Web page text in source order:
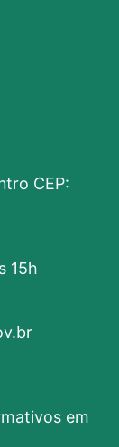
CEP:
15h
em